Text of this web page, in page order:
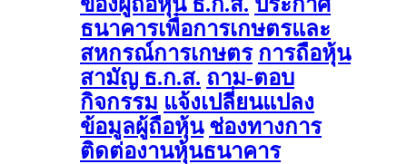
ธนาคารเพื่อการเกษตรและ
สหกรณ์การเกษตร การถือหุ้น
สามัญ ธ.ก.ส. ถาม-ตอบ
กิจกรรม แจ้งเปลี่ยนแปลง
ข้อมูลผู้ถือหุ้น ช่องทางการ
ติดต่องานหุ้นธนาคาร